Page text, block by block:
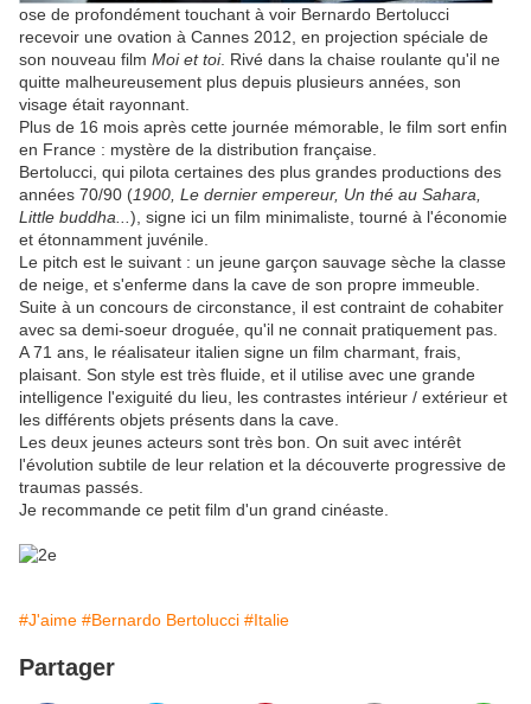
ose de profondément touchant à voir Bernardo Bertolucci
recevoir une ovation à Cannes 2012, en projection spéciale de
son nouveau film Moi et toi. Rivé dans la chaise roulante qu'il ne
quitte malheureusement plus depuis plusieurs années, son
visage était rayonnant.
Plus de 16 mois après cette journée mémorable, le film sort enfin
en France : mystère de la distribution française.
Bertolucci, qui pilota certaines des plus grandes productions des
années 70/90 (1900, Le dernier empereur, Un thé au Sahara,
Little buddha... ), signe ici un film minimaliste, tourné à l'économie
et étonnamment juvénile.
Le pitch est le suivant : un jeune garçon sauvage sèche la classe
de neige, et s'enferme dans la cave de son propre immeuble.
Suite à un concours de circonstance, il est contraint de cohabiter
avec sa demi-soeur droguée, qu'il ne connait pratiquement pas.
A 71 ans, le réalisateur italien signe un film charmant, frais,
plaisant. Son style est très fluide, et il utilise avec une grande
intelligence l'exiguité du lieu, les contrastes intérieur / extérieur et
les différents objets présents dans la cave.
Les deux jeunes acteurs sont très bon. On suit avec intérêt
l'évolution subtile de leur relation et la découverte progressive de
traumas passés.
Je recommande ce petit film d'un grand cinéaste.
#J'aime #Bernardo Bertolucci #Italie
Partager